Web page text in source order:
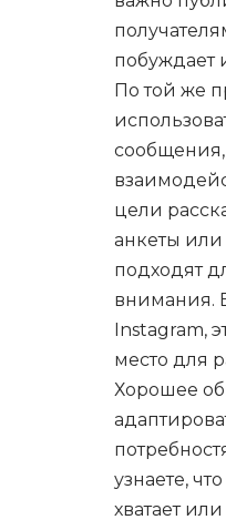
побуждает
По той же
сообщения,
цели
анкеты
подходят
внимания.
Instagram,
место для
Хорошее
узнаете,
хватает